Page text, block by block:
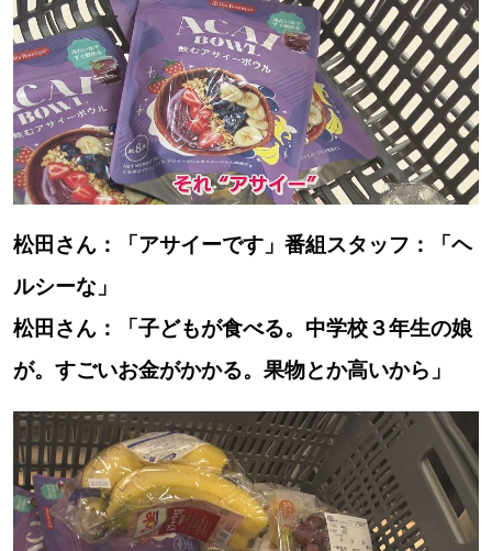
北海道で暮らす、あなたとつくる、
パートナーメディア Sitakkeパートナー
運営会社 広告掲載
情報提供・お問い合わせ 利用規約
【道東のお気に入りを見つけたい】
松田さん：「アサイーです」番組スタッフ：「ヘ
ルシーな」
松田さん：「子どもが食べる。中学校３年生の娘
が。すごいお金がかかる。果物とか高いから」